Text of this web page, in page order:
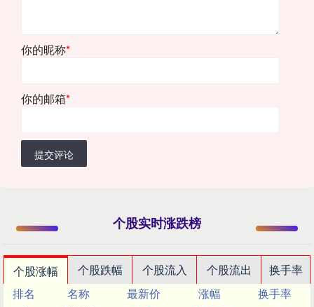
你的昵称*
你的邮箱*
提交评论
个股实时涨跌榜
个股涨幅 个股跌幅 个股流入 个股流出
换手率
排名
名称 最新价 涨幅
换手率